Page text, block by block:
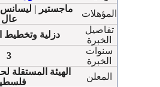
ماجستير |
عال
المؤهلات
دزلية وتخطيط
تفاصيل
الخبرة
3
سنوات
الخبرة
الهيئة المستقلة
المعلن